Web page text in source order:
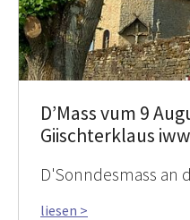
D’Mass vum 9
Giischterklaus
D'Sonndesmass an
liesen >